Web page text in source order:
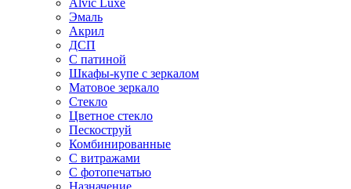
Alvic Luxe
Эмаль
Акрил
ДСП
С патиной
Шкафы-купе с зеркалом
Матовое зеркало
Стекло
Цветное стекло
Пескоструй
Комбинированные
С витражами
С фотопечатью
Назначение